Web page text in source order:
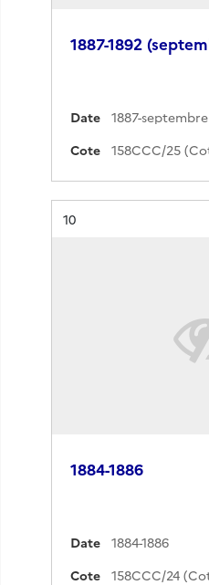
1887-1892
Date
1887-
Cote
158CCC/25
Résultat n°
10
1884-1886
Date
1884-1886
Cote
158CCC/24